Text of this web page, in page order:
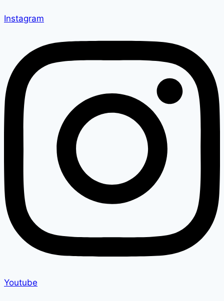
Instagram
Youtube